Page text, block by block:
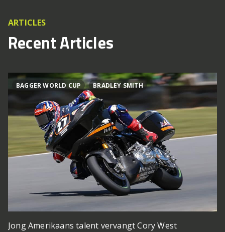
ARTICLES
Recent Articles
BAGGER WORLD CUP BRADLEY SMITH
Jong Amerikaans talent vervangt Cory West